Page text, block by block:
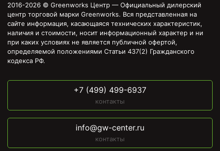
2016-2026 © Greenworks Центр — Официальный дилерский
центр торговой марки Greenworks. Вся представленная на
сайте информация, касающаяся технических характеристик,
наличия и стоимости, носит информационный характер и ни
при каких условиях не является публичной офертой,
определяемой положениями Статьи 437(2) Гражданского
кодекса РФ.
+7 (499) 499-6937
контакты
info@gw-center.ru
контакты